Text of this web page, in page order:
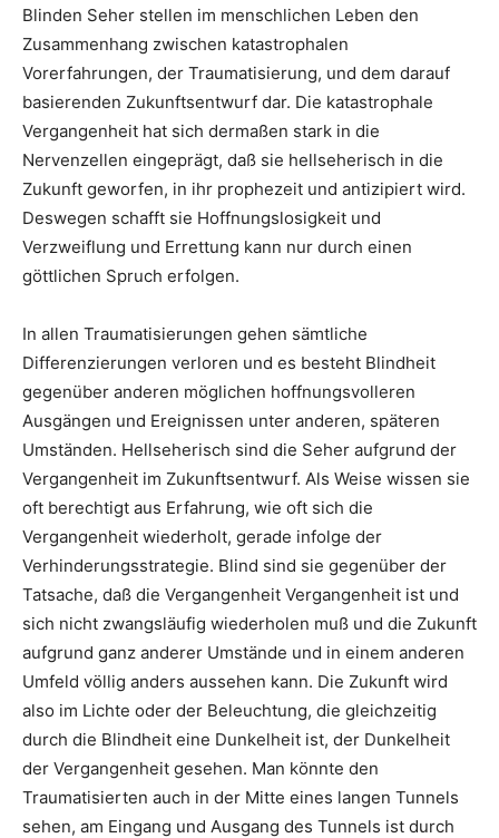
Blinden Seher stellen im menschlichen Leben den
Zusammenhang zwischen katastrophalen
Vorerfahrungen, der Traumatisierung, und dem darauf
basierenden Zukunftsentwurf dar. Die katastrophale
Vergangenheit hat sich dermaßen stark in die
Nervenzellen eingeprägt, daß sie hellseherisch in die
Zukunft geworfen, in ihr prophezeit und antizipiert wird.
Deswegen schafft sie Hoffnungslosigkeit und
Verzweiflung und Errettung kann nur durch einen
göttlichen Spruch erfolgen.
In allen Traumatisierungen gehen sämtliche
Differenzierungen verloren und es besteht Blindheit
gegenüber anderen möglichen hoffnungsvolleren
Ausgängen und Ereignissen unter anderen, späteren
Umständen. Hellseherisch sind die Seher aufgrund der
Vergangenheit im Zukunftsentwurf. Als Weise wissen sie
oft berechtigt aus Erfahrung, wie oft sich die
Vergangenheit wiederholt, gerade infolge der
Verhinderungsstrategie. Blind sind sie gegenüber der
Tatsache, daß die Vergangenheit Vergangenheit ist und
sich nicht zwangsläufig wiederholen muß und die Zukunft
aufgrund ganz anderer Umstände und in einem anderen
Umfeld völlig anders aussehen kann. Die Zukunft wird
also im Lichte oder der Beleuchtung, die gleichzeitig
durch die Blindheit eine Dunkelheit ist, der Dunkelheit
der Vergangenheit gesehen. Man könnte den
Traumatisierten auch in der Mitte eines langen Tunnels
sehen, am Eingang und Ausgang des Tunnels ist durch